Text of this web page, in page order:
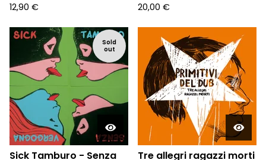
12,90 € 20,00 €
Sold
out
Sick Tamburo - Senza
Tre allegri ragazzi morti